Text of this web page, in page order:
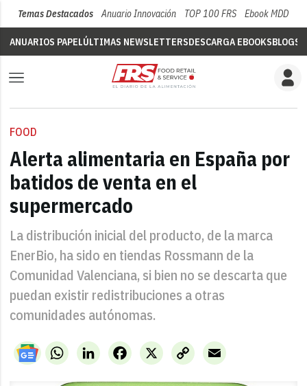
Temas Destacados Anuario Innovación TOP 100 FRS Ebook MDD
ANUARIOS PAPELÚLTIMAS NEWSLETTERSDESCARGA EBOOKSBLOGS
FOOD
Alerta alimentaria en España por
batidos de venta en el
supermercado
La distribución inicial del producto, de la marca
EnerBio, ha sido en tiendas Rossmann de la
Comunidad Valenciana, si bien no se descarta que
puedan existir redistribuciones a otras
comunidades autónomas.
WhatsAppLinkedIn X
Facebook
Copy
Link
Email